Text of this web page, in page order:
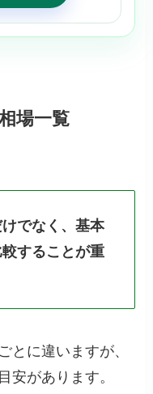
場一覧
でなく、基本
することが重
とに違いますが、
安があります。